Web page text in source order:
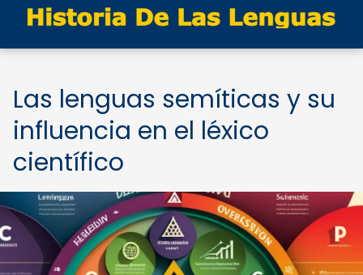
Las lenguas semíticas y su
influencia en el léxico
científico